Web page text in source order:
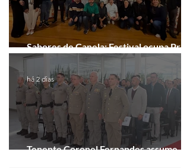
Sabores de Canela: Festival ocupa Praça
João Corrêa em setembro
Tenente Coronel Fernandes assume
há 2 dias